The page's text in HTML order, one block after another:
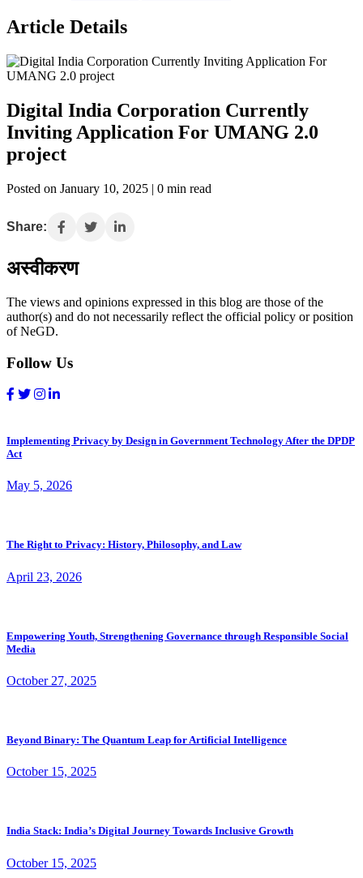
Article Details
Digital India Corporation Currently
Inviting Application For UMANG 2.0
project
Posted on January 10, 2025 | 0 min read
Share:
अस्वीकरण
The views and opinions expressed in this blog are those of the
author(s) and do not necessarily reflect the official policy or position
of NeGD.
Follow Us
Implementing Privacy by Design in Government Technology After the DPDP
Act
May 5, 2026
The Right to Privacy: History, Philosophy, and Law
April 23, 2026
Empowering Youth, Strengthening Governance through Responsible Social
Media
October 27, 2025
Beyond Binary: The Quantum Leap for Artificial Intelligence
October 15, 2025
India Stack: India’s Digital Journey Towards Inclusive Growth
October 15, 2025